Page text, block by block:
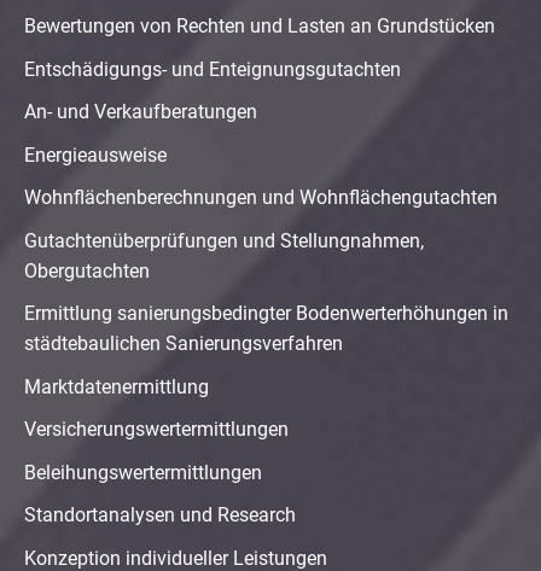
Bewertungen von Rechten und Lasten an Grundstücken
Entschädigungs- und Enteignungsgutachten
An- und Verkaufberatungen
Energieausweise
Wohnflächenberechnungen und Wohnflächengutachten
Gutachtenüberprüfungen und Stellungnahmen,
Obergutachten
Ermittlung sanierungsbedingter Bodenwerterhöhungen in
städtebaulichen Sanierungsverfahren
Marktdatenermittlung
Versicherungswertermittlungen
Beleihungswertermittlungen
Standortanalysen und Research
Konzeption individueller Leistungen